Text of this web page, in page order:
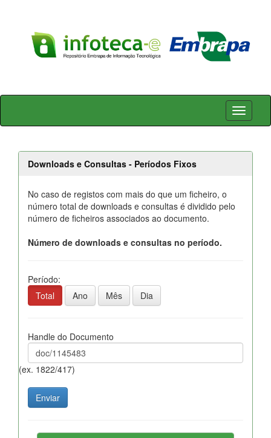
Skip
Downloads e Consultas - Períodos Fixos
No caso de registos com mais do que um ficheiro, o
número total de downloads e consultas é dividido pelo
número de ficheiros associados ao documento.
Número de downloads e consultas no período.
Período:
Total
Ano Mês Dia
Handle do Documento
(ex. 1822/417)